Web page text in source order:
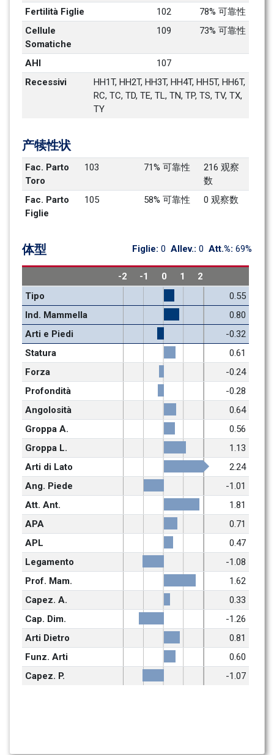
Fertilità Figlie
102
78% 可靠性
Cellule
Somatiche
109 73% 可靠性
AHI
107
Recessivi
HH1T, HH2T, HH3T, HH4T, HH5T, HH6T,
RC, TC, TD, TE, TL, TN, TP, TS, TV, TX,
TY
产犊性状
Fac. Parto
Toro
103 71% 可靠性
216 观察
数
Fac. Parto
Figlie
105 58% 可靠性 0 观察数
体型 Figlie: 0 Allev.: 0 Att.%: 69%
-2 -1 0 1
2
Tipo
0.55
Ind. Mammella
0.80
Arti e Piedi
-0.32
Statura
0.61
Forza
-0.24
Profondità
-0.28
Angolosità
0.64
Groppa A.
0.56
Groppa L.
1.13
Arti di Lato
2.24
Ang. Piede
-1.01
Att. Ant.
1.81
APA
0.71
APL
0.47
Legamento
-1.08
Prof. Mam.
1.62
Capez. A.
0.33
Cap. Dim.
-1.26
Arti Dietro
0.81
Funz. Arti
0.60
Capez. P.
-1.07